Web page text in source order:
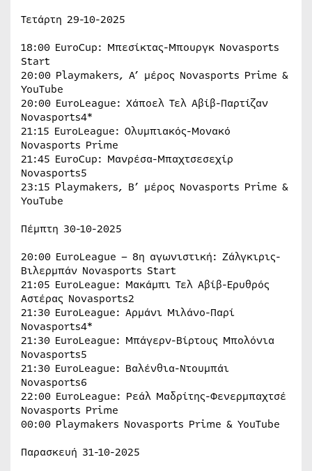
Τετάρτη 29-10-2025
18:00 EuroCup: Μπεσίκτας-Μπουργκ Novasports
Start
20:00 Playmakers, Α’ μέρος Novasports Prime &
YouTube
20:00 EuroLeague: Χάποελ Τελ Αβίβ-Παρτίζαν
Novasports4*
21:15 EuroLeague: Ολυμπιακός-Μονακό
Novasports Prime
21:45 EuroCup: Μανρέσα-Μπαχτσεσεχίρ
Novasports5
23:15 Playmakers, B’ μέρος Novasports Prime &
YouTube
Πέμπτη 30-10-2025
20:00 EuroLeague – 8η αγωνιστική: Ζάλγκιρις-
Βιλερμπάν Novasports Start
21:05 EuroLeague: Μακάμπι Τελ Αβίβ-Ερυθρός
Αστέρας Νovasports2
21:30 EuroLeague: Αρμάνι Μιλάνο-Παρί
Νovasports4*
21:30 EuroLeague: Μπάγερν-Βίρτους Μπολόνια
Νovasports5
21:30 EuroLeague: Βαλένθια-Ντουμπάι
Νovasports6
22:00 EuroLeague: Ρεάλ Μαδρίτης-Φενερμπαχτσέ
Novasports Prime
00:00 Playmakers Novasports Prime & YouTube
Παρασκευή 31-10-2025